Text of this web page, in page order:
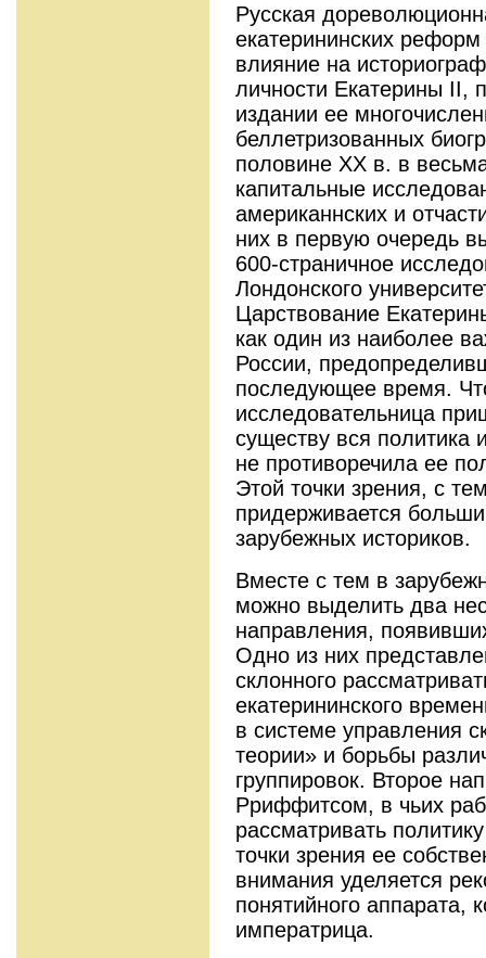
Русская
екатерининских реформ
влияние на
личности Екатерины II,
издании ее
беллетризованных
половине XX в. в
капитальные
американнских и
них в первую очередь
600-страничное
Лондонского
Царствование
как один из наиболее
России,
последующее время.
исследовательница
существу вся
не противоречила ее
Этой точки зрения, с
придерживается
зарубежных историков.
Вместе с тем в
можно выделить два
направления,
Одно из них
склонного
екатерининского
в системе управления
теории» и борьбы
группировок. Второе
Рриффитсом, в чьих
рассматривать
точки зрения ее
внимания уделяется
понятийного аппарата,
императрица.